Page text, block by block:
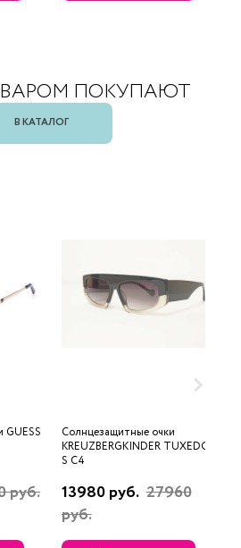
ПОКУПАЮТ
В КАТАЛОГ
руб.
Солнцезащитные очки
KREUZBERGKINDER TUXEDO-
S C4
13980 руб. 27960
руб.